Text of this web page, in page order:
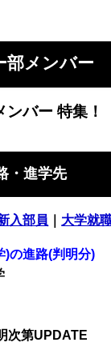
部メンバー
バー 特集！
・進学先
入部員 大学就
)の進路(判明分)
次第UPDATE